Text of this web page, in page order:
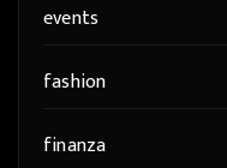
events
fashion
finanza